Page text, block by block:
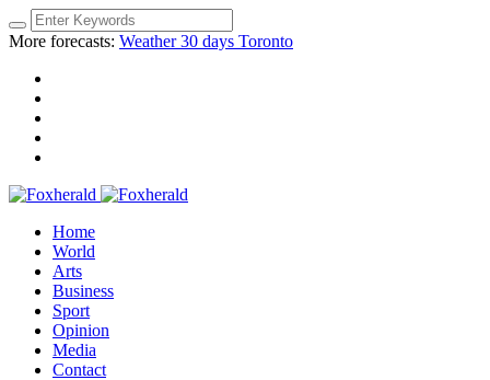
More forecasts: Weather 30 days Toronto
Home
World
Arts
Business
Sport
Opinion
Media
Contact